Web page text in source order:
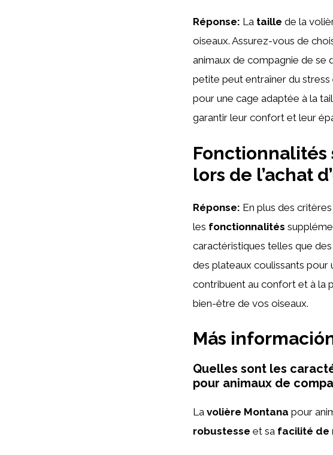
Réponse: La taille de la
oiseaux. Assurez-vous de
animaux de compagnie de se
petite peut entraîner du
pour une cage adaptée à la
garantir leur confort et leur
lors de l’achat
Réponse: En plus des
les fonctionnalités
caractéristiques telles que
des plateaux coulissants
contribuent au confort et à la
bien-être de vos oiseaux.
Más
Quelles sont les
pour animaux de
La volière Montana pour
robustesse et sa facilité de